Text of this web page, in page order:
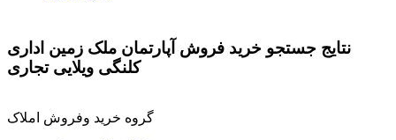
نتايج جستجو خرید فروش آپارتمان ملک زمین اداری
کلنگی ویلایی تجاری
گروه خرید وفروش املاک